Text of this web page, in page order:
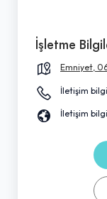
İşletme
Emniyet,
İletişim
İletişim